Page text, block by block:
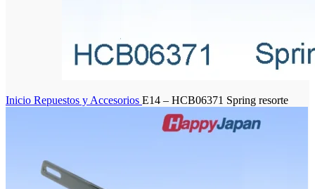
Inicio Repuestos y Accesorios E14 – HCB06371 Spring resorte